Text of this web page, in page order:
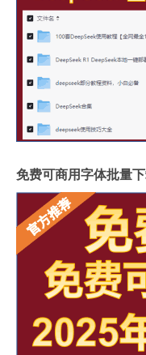
免费可商用字体批量